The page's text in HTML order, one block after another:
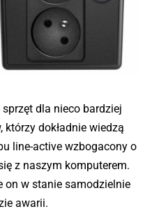
sprzęt dla nieco bardziej
dokładnie wiedzą
line-active wzbogacony o
z naszym komputerem.
on w stanie samodzielnie
awarii.